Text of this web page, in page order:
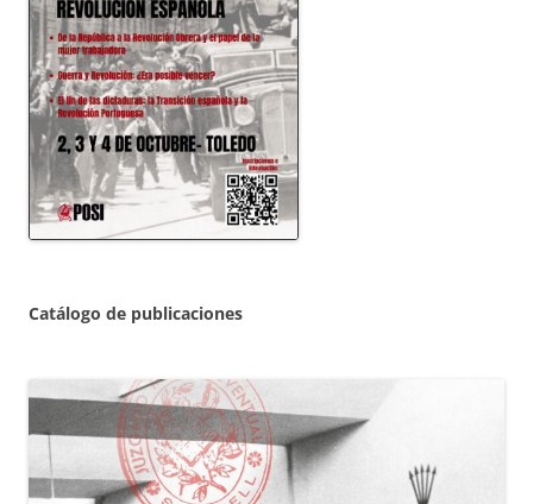
Catálogo de publicaciones